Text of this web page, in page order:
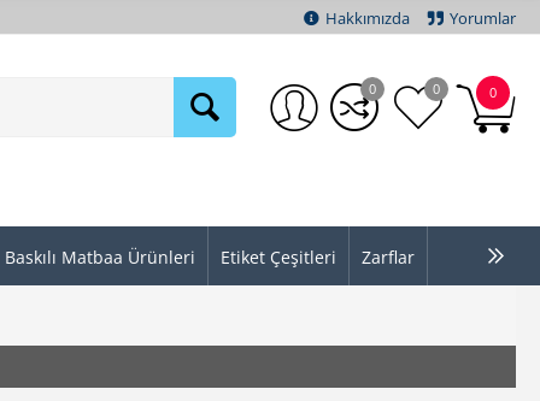
Hakkımızda Yorumlar
0
0 0
Baskılı Matbaa Ürünleri Etiket Çeşitleri Zarflar